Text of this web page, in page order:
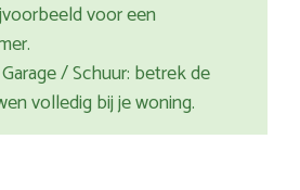
voor een
/ Schuur: betrek de
volledig bij je woning.